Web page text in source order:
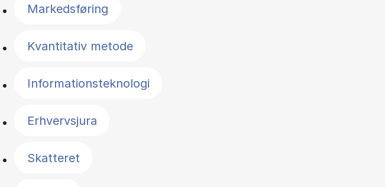
Markedsføring
Kvantitativ metode
Informationsteknologi
Erhvervsjura
Skatteret